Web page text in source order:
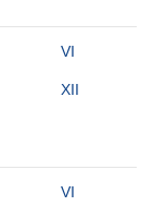
VI
XII
VI